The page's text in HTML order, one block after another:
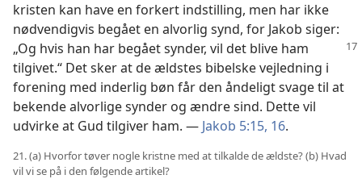
kristen kan have en forkert indstilling, men har ikke
nødvendigvis begået en alvorlig synd, for Jakob siger:
„Og hvis han har begået synder, vil det blive ham
tilgivet.“ Det sker at de ældstes bibelske vejledning i
forening med inderlig bøn får den åndeligt svage til at
bekende alvorlige synder og ændre sind. Dette vil
udvirke at Gud tilgiver ham. — Jakob 5:15, 16.
21. (a) Hvorfor tøver nogle kristne med at tilkalde de ældste? (b) Hvad
vil vi se på i den følgende artikel?